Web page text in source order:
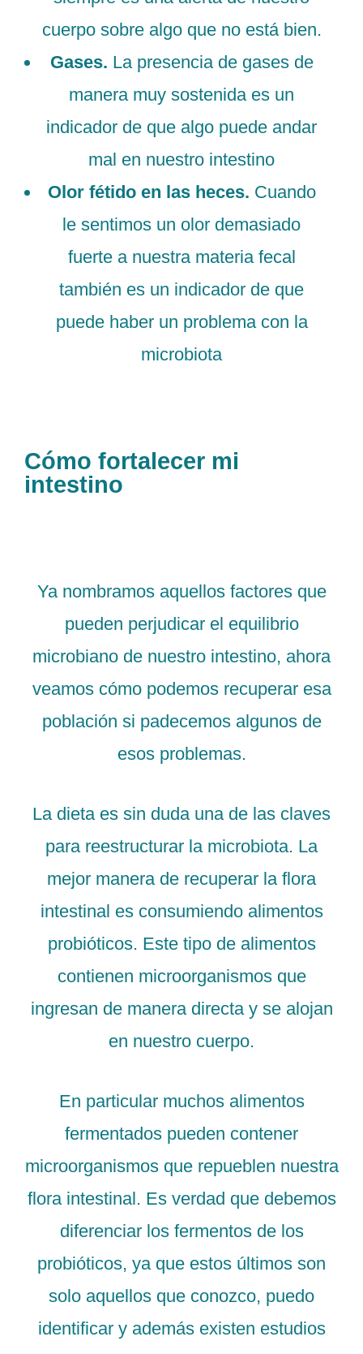
cuerpo sobre algo que no está bien.
Gases. La presencia de gases de
manera muy sostenida es un
indicador de que algo puede andar
mal en nuestro intestino
Olor fétido en las heces. Cuando
le sentimos un olor demasiado
fuerte a nuestra materia fecal
también es un indicador de que
puede haber un problema con la
microbiota
Cómo fortalecer mi
intestino
Ya nombramos aquellos factores que
pueden perjudicar el equilibrio
microbiano de nuestro intestino, ahora
veamos cómo podemos recuperar esa
población si padecemos algunos de
esos problemas.
La dieta es sin duda una de las claves
para reestructurar la microbiota. La
mejor manera de recuperar la flora
intestinal es consumiendo alimentos
probióticos. Este tipo de alimentos
contienen microorganismos que
ingresan de manera directa y se alojan
en nuestro cuerpo.
En particular muchos alimentos
fermentados pueden contener
microorganismos que repueblen nuestra
flora intestinal. Es verdad que debemos
diferenciar los fermentos de los
probióticos, ya que estos últimos son
solo aquellos que conozco, puedo
identificar y además existen estudios